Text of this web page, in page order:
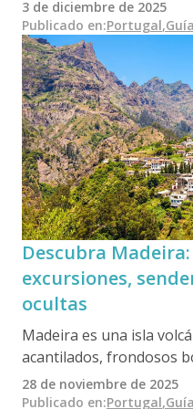
rurales. Esta guía
visitar, joyas ocultas,
seleccionados para
Alentejo en su forma
3 de diciembre de 2025
Publicado en:Portugal,
Descubra
excursiones,
ocultas
Madeira es una isla
acantilados, frondosos
primera categoría, que
paisajes más
28 de noviembre de 2025
Publicado en:Portugal,